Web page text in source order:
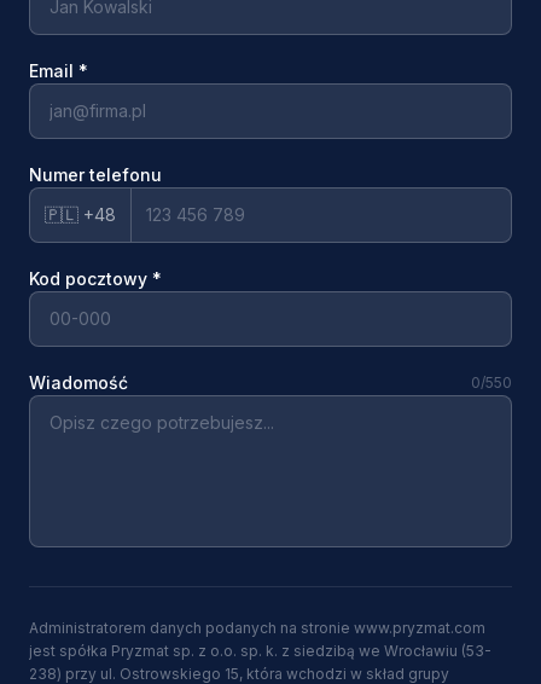
Email *
Numer telefonu
🇵🇱 +48
Kod pocztowy *
Wiadomość 0/550
Administratorem danych podanych na stronie www.pryzmat.com
jest spółka Pryzmat sp. z o.o. sp. k. z siedzibą we Wrocławiu (53-
238) przy ul. Ostrowskiego 15, która wchodzi w skład grupy